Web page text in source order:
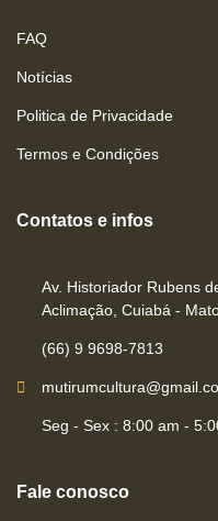
FAQ
Notícias
Politica de Privacidade
Termos e Condições
Contatos e infos
Av. Historiador Rubens
Aclimação, Cuiabá -
(66) 9 9698-7813
Seg - Sex : 8:00 am -
Fale conosco